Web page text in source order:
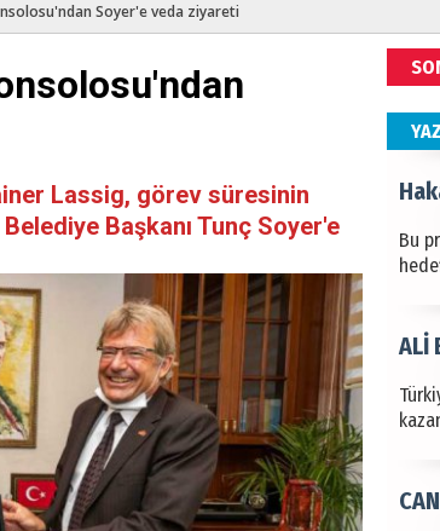
Soyer'e veda ziyareti
Lassig, görev süresinin
Başkanı Tunç Soyer'e
Bu
ALİ